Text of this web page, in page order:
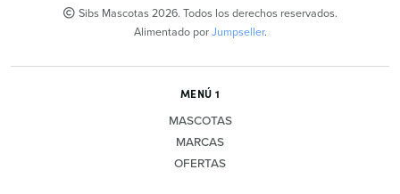
Sibs Mascotas 2026. Todos los derechos reservados.
Alimentado porJumpseller.
MENÚ 1
MASCOTAS
MARCAS
OFERTAS